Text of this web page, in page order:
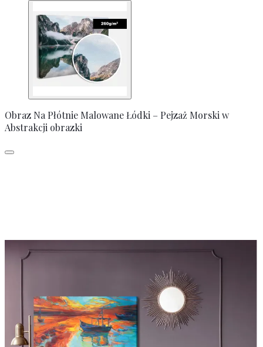
Obraz Na Płótnie Malowane Łódki – Pejzaż Morski w
Abstrakcji obrazki